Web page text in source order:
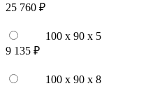
25 760 ₽
100 x 90 x 5
9 135 ₽
100 x 90 x 8